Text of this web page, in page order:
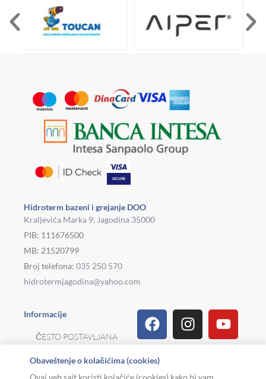
Hidroterm bazeni i grejanje DOO
Kraljevića Marka 9, Jagodina 35000
PIB: 111676500
MB: 21520799
Broj telefona: 035 250 570
hidrotermjagodina@yahoo.com
Informacije
ČESTO POSTAVLJANA
REKLAMACIJE I
FacebookInstagram
Linkedin
Viber
TiktokPinterest
Obaveštenje o kolačićima (cookies)
Ovaj veb sajt koristi kolačiće (cookies) kako bi vam